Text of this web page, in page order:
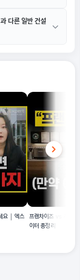
지 등의 목적으로 사
의 제조를 포함합니
작된 비도로 주행용
다른 일반 건설
둡니다. 반면, 일반
과 같은 유사 업종은
요 사업으로 하지 않을
요｜엑스
프랜차이즈 vs 개인
이터 총정리